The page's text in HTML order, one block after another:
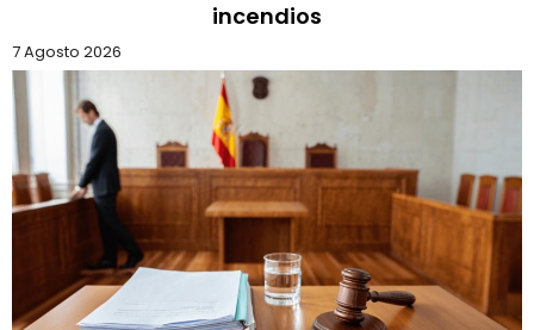
incendios
7 Agosto 2026